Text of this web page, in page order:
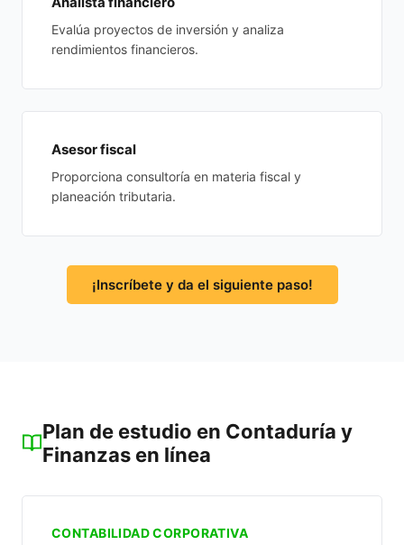
Evalúa proyectos de inversión y analiza
rendimientos financieros.
Asesor fiscal
Proporciona consultoría en materia fiscal y
planeación tributaria.
¡Inscríbete y da el siguiente paso!
Plan de estudio en Contaduría y
Finanzas en línea
CONTABILIDAD CORPORATIVA